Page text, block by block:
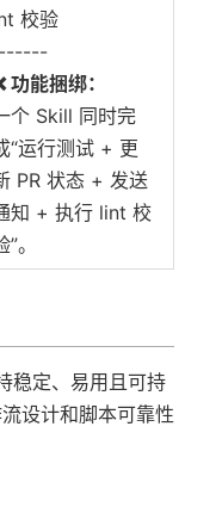
校验
------
功能捆绑：
个 Skill 同时完
“运行测试 + 更
PR 状态 + 发送
知 + 执行 lint 校
”。
稳定、易用且可持
设计和脚本可靠性